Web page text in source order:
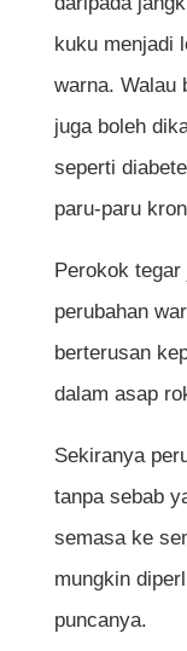
kuku menjadi
warna. Walau
juga boleh
seperti
paru-paru
Perokok
perubahan
berterusan
dalam asap
Sekiranya
tanpa sebab
semasa ke
mungkin
puncanya.